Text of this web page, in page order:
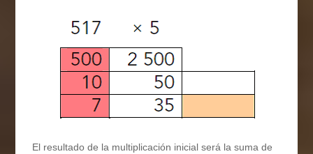
El resultado de la multiplicación inicial será la suma de